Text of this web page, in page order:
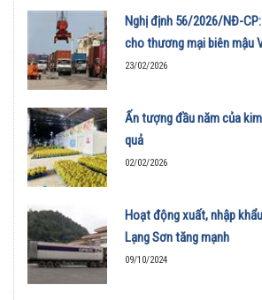
Nghị định 56/2026/NĐ-
cho thương mại biên mậu
23/02/2026
Ấn tượng đầu năm của
quả
02/02/2026
Hoạt động xuất, nhập
Lạng Sơn tăng mạnh
09/10/2024